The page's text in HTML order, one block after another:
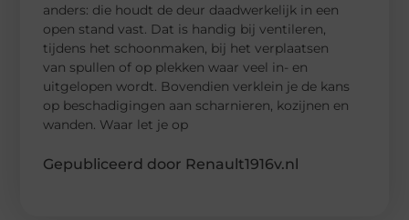
anders: die houdt de deur daadwerkelijk in een
open stand vast. Dat is handig bij ventileren,
tijdens het schoonmaken, bij het verplaatsen
van spullen of op plekken waar veel in- en
uitgelopen wordt. Bovendien verklein je de kans
op beschadigingen aan scharnieren, kozijnen en
wanden. Waar let je op
Gepubliceerd door Renault1916v.nl